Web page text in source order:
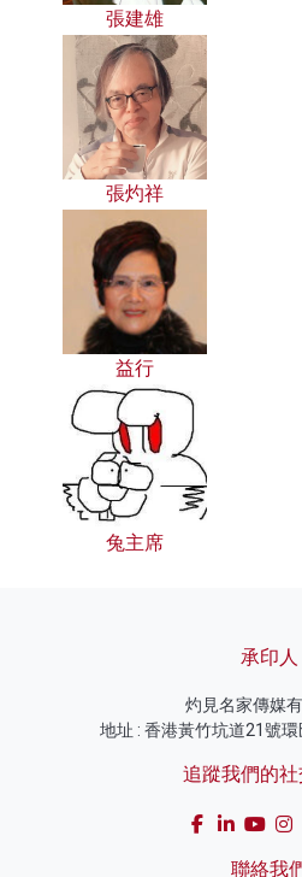
張建雄
張灼祥
益行
兔主席
承印人
灼見名家傳媒
地址 : 香港黃竹坑道21號
追蹤我們的社
聯絡我